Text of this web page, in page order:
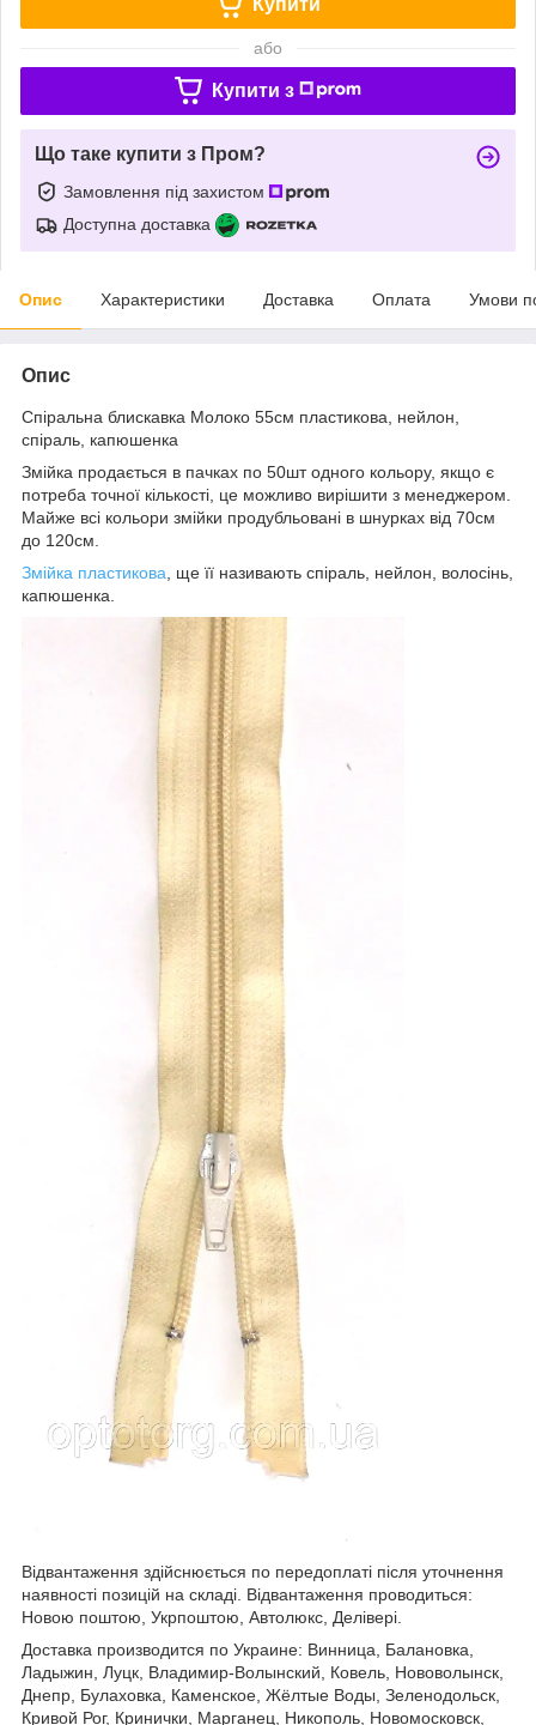
або
Купити з
Що таке купити з Пром?
Замовлення під захистом
Доступна доставка
Опис Характеристики Доставка Оплата Умови
Опис
Спіральна блискавка Молоко 55см пластикова, нейлон,
спіраль, капюшенка
Змійка продається в пачках по 50шт одного кольору, якщо є
потреба точної кількості, це можливо вирішити з менеджером.
Майже всі кольори змійки продубльовані в шнурках від 70см
до 120см.
Змійка пластикова , ще її називають спіраль, нейлон, волосінь,
капюшенка.
Відвантаження здійснюється по передоплаті після уточнення
наявності позицій на складі. Відвантаження проводиться:
Новою поштою, Укрпоштою, Автолюкс, Делівері.
Доставка производится по Украине: Винница, Балановка,
Ладыжин, Луцк, Владимир-Волынский, Ковель, Нововолынск,
Днепр, Булаховка, Каменское, Жёлтые Воды, Зеленодольск,
Кривой Рог, Кринички, Марганец, Никополь, Новомосковск,